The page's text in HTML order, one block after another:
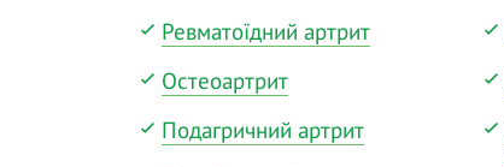
Ревматоїдний артрит
Остеоартрит
Подагричний артрит